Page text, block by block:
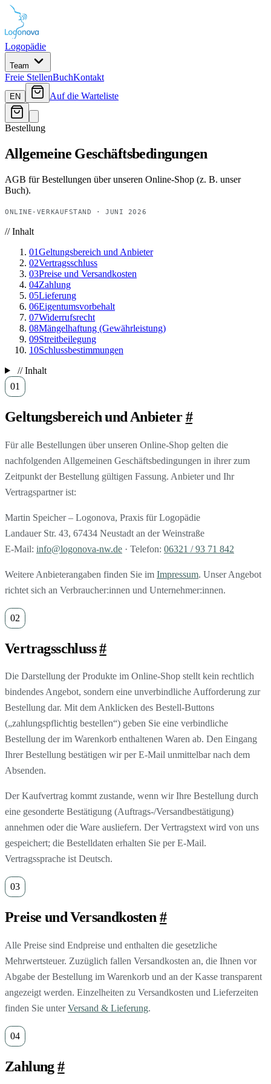
Logopädie
Team
Freie StellenBuchKontakt
EN Auf die Warteliste
Bestellung
Allgemeine Geschäftsbedingungen
AGB für Bestellungen über unseren Online-Shop (z. B. unser
Buch).
ONLINE-VERKAUFSTAND · JUNI 2026
// Inhalt
01Geltungsbereich und Anbieter
02Vertragsschluss
03Preise und Versandkosten
04Zahlung
05Lieferung
06Eigentumsvorbehalt
07Widerrufsrecht
08Mängelhaftung (Gewährleistung)
09Streitbeilegung
10Schlussbestimmungen
// Inhalt
Geltungsbereich und Anbieter#
Für alle Bestellungen über unseren Online-Shop gelten die
nachfolgenden Allgemeinen Geschäftsbedingungen in ihrer zum
Zeitpunkt der Bestellung gültigen Fassung. Anbieter und Ihr
Vertragspartner ist:
Martin Speicher – Logonova, Praxis für Logopädie
Landauer Str. 43, 67434 Neustadt an der Weinstraße
E-Mail: info@logonova-nw.de · Telefon: 06321 / 93 71 842
Weitere Anbieterangaben finden Sie im Impressum. Unser Angebot
richtet sich an Verbraucher:innen und Unternehmer:innen.
Vertragsschluss#
Die Darstellung der Produkte im Online-Shop stellt kein rechtlich
bindendes Angebot, sondern eine unverbindliche Aufforderung zur
Bestellung dar. Mit dem Anklicken des Bestell-Buttons
(„zahlungspflichtig bestellen“) geben Sie eine verbindliche
Bestellung der im Warenkorb enthaltenen Waren ab. Den Eingang
Ihrer Bestellung bestätigen wir per E-Mail unmittelbar nach dem
Absenden.
Der Kaufvertrag kommt zustande, wenn wir Ihre Bestellung durch
eine gesonderte Bestätigung (Auftrags-/Versandbestätigung)
annehmen oder die Ware ausliefern. Der Vertragstext wird von uns
gespeichert; die Bestelldaten erhalten Sie per E-Mail.
Vertragssprache ist Deutsch.
Preise und Versandkosten#
Alle Preise sind Endpreise und enthalten die gesetzliche
Mehrwertsteuer. Zuzüglich fallen Versandkosten an, die Ihnen vor
Abgabe der Bestellung im Warenkorb und an der Kasse transparent
angezeigt werden. Einzelheiten zu Versandkosten und Lieferzeiten
finden Sie unterVersand & Lieferung.
Zahlung#